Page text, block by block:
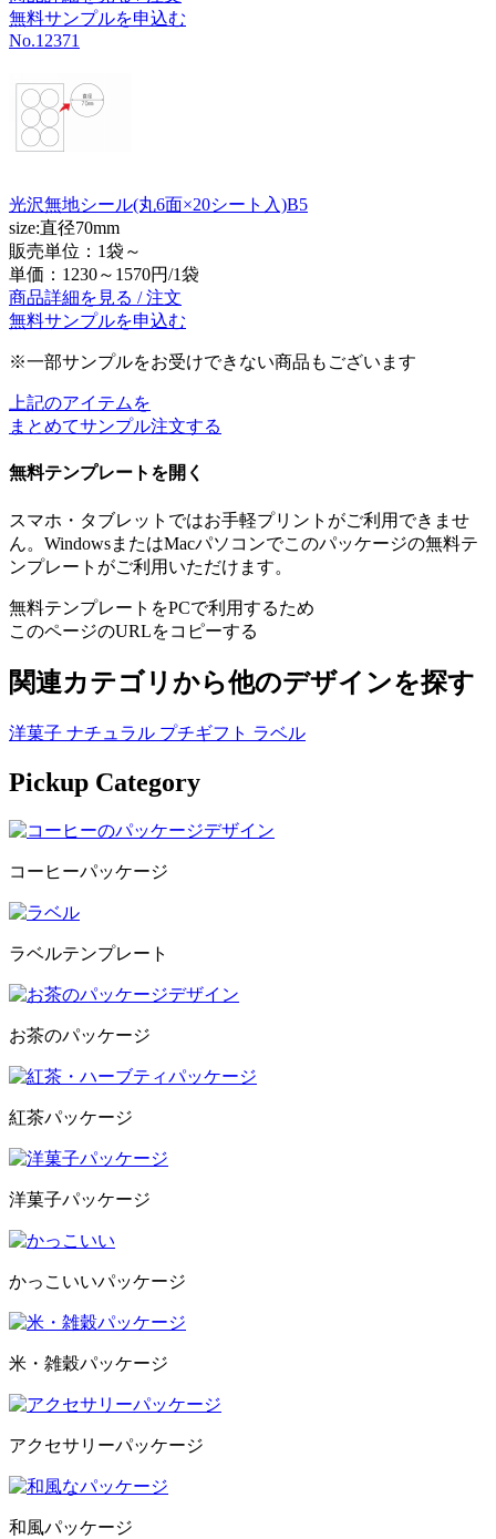
無料サンプルを申込む
No.12371
光沢無地シール(丸6面×20シート入)B5
size:直径70mm
販売単位：1袋～
単価： 1230～1570円/1袋
商品詳細を見る / 注文
無料サンプルを申込む
※一部サンプルをお受けできない商品もございます
上記のアイテムを
まとめてサンプル注文する
無料テンプレートを開く
スマホ・タブレットではお手軽プリントがご利用できませ
ん。WindowsまたはMacパソコンでこのパッケージの無料テ
ンプレートがご利用いただけます。
無料テンプレートをPCで利用するため
このページのURLをコピーする
関連カテゴリから他のデザインを探す
洋菓子 ナチュラル プチギフト ラベル
Pickup Category
コーヒーパッケージ
ラベルテンプレート
お茶のパッケージ
紅茶パッケージ
洋菓子パッケージ
かっこいいパッケージ
米・雑穀パッケージ
アクセサリーパッケージ
和風パッケージ